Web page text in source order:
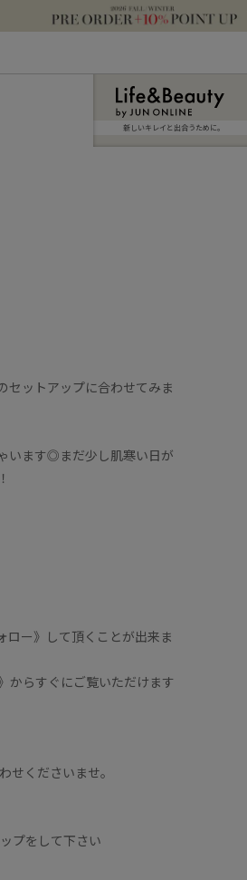
新しいキレイと出合うために。
セットアップに合わせてみま
います◎まだ少し肌寒い日が
ロー》して頂くことが出来ま
からすぐにご覧いただけます
せくださいませ。
プをして下さい